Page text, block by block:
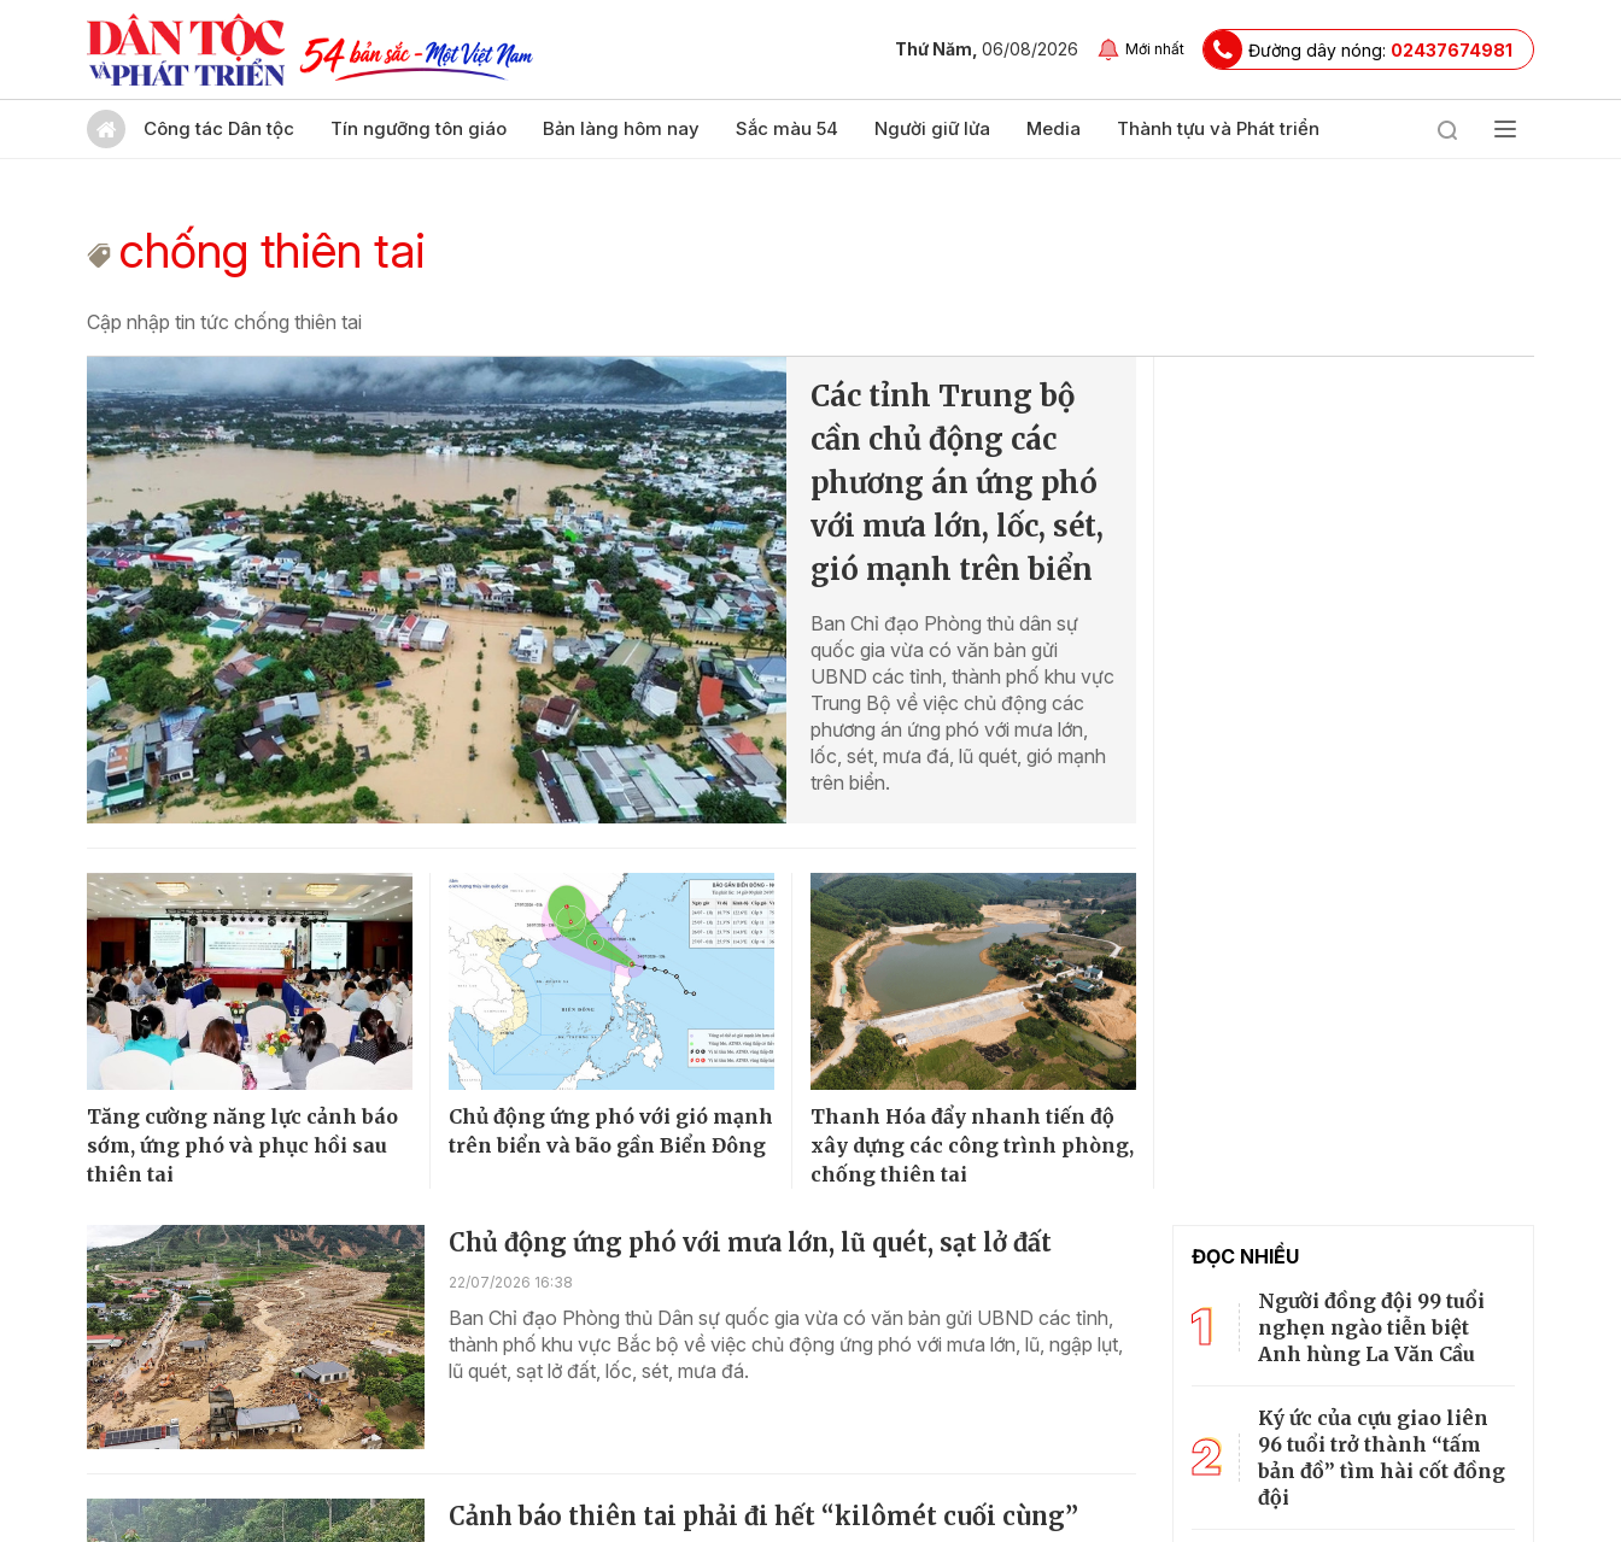
Thứ Năm, 06/08/2026 Mới nhất Đường dây nóng: 02437674981
Công tác Dân tộc Tín ngưỡng tôn giáo Bản làng hôm nay Sắc màu 54 Người giữ lửa Media Thành tựu và Phát triển
chống thiên tai
Cập nhập tin tức chống thiên tai
Các tỉnh Trung bộ
cần chủ động các
phương án ứng phó
với mưa lớn, lốc, sét,
gió mạnh trên biển
Ban Chỉ đạo Phòng thủ dân sự
quốc gia vừa có văn bản gửi
UBND các tỉnh, thành phố khu vực
Trung Bộ về việc chủ động các
phương án ứng phó với mưa lớn,
lốc, sét, mưa đá, lũ quét, gió mạnh
trên biển.
Tăng cường năng lực cảnh báo
sớm, ứng phó và phục hồi sau
thiên tai
Chủ động ứng phó với gió mạnh
trên biển và bão gần Biển Đông
Thanh Hóa đẩy nhanh tiến độ
xây dựng các công trình phòng,
chống thiên tai
Chủ động ứng phó với mưa lớn, lũ quét, sạt lở đất
22/07/2026 16:38
Ban Chỉ đạo Phòng thủ Dân sự quốc gia vừa có văn bản gửi UBND các tỉnh,
thành phố khu vực Bắc bộ về việc chủ động ứng phó với mưa lớn, lũ, ngập lụt,
lũ quét, sạt lở đất, lốc, sét, mưa đá.
Cảnh báo thiên tai phải đi hết “kilômét cuối cùng”
ĐỌC NHIỀU
1
Người đồng đội 99 tuổi
nghẹn ngào tiễn biệt
Anh hùng La Văn Cầu
2
Ký ức của cựu giao liên
96 tuổi trở thành “tấm
bản đồ” tìm hài cốt đồng
đội